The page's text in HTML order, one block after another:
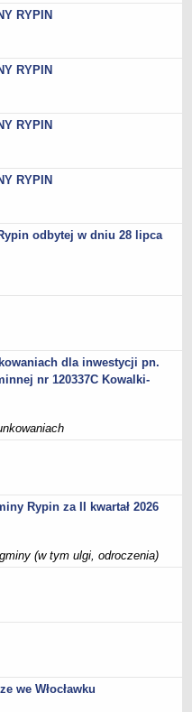
kultury, OSP
Polskie
granice oraz siedziby
granic okręgów wyborczych
RYPIN
RYPIN
RYPIN
RYPIN
odbytej w dniu 28 lipca
dla inwestycji pn.
nr 120337C Kowalki-
Rypin za II kwartał 2026
(w tym ulgi, odroczenia)
we Włocławku